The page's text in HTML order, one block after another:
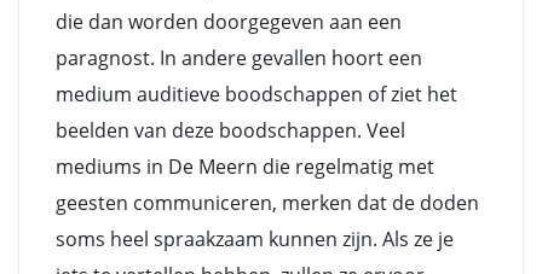
die dan worden doorgegeven aan een
paragnost. In andere gevallen hoort een
medium auditieve boodschappen of ziet het
beelden van deze boodschappen. Veel
mediums in De Meern die regelmatig met
geesten communiceren, merken dat de doden
soms heel spraakzaam kunnen zijn. Als ze je